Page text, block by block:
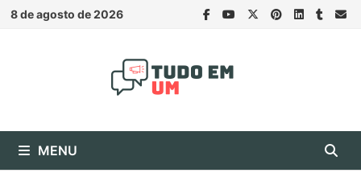
Skip
8 de agosto de 2026
MENU